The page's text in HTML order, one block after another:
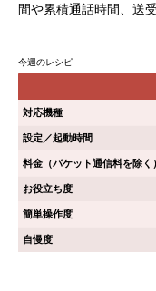
間や累積通話時間、送
今週のレシピ
対応機種
設定／起動時間
料金（パケット通信料を除く）
お役立ち度
簡単操作度
自慢度